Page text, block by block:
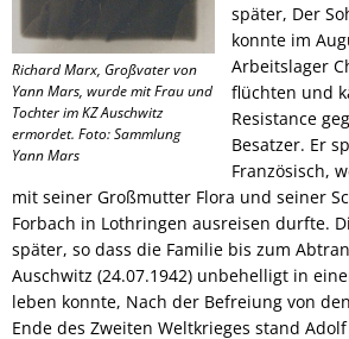
Richard Marx, Großvater von
Yann Mars, wurde mit Frau und
Tochter im KZ Auschwitz
ermordet. Foto: Sammlung
Yann Mars
später, Der
konnte im
Arbeitslager
flüchten und
Resistance
Besatzer. Er
Französisch,
mit seiner Großmutter Flora und seiner
Forbach in Lothringen ausreisen durfte.
später, so dass die Familie bis zum
Auschwitz (24.07.1942) unbehelligt in
leben konnte, Nach der Befreiung von
Ende des Zweiten Weltkrieges stand